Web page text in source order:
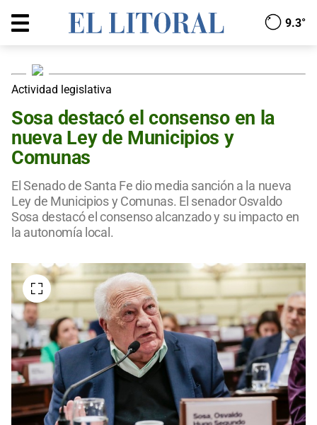
9.3°
Actividad legislativa
Sosa destacó el consenso en la
nueva Ley de Municipios y
Comunas
El Senado de Santa Fe dio media sanción a la nueva
Ley de Municipios y Comunas. El senador Osvaldo
Sosa destacó el consenso alcanzado y su impacto en
la autonomía local.